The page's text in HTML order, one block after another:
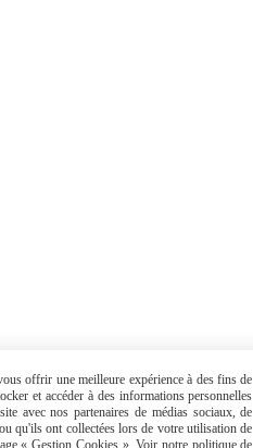
offrir une meilleure expérience à des fins de
et accéder à des informations personnelles
avec nos partenaires de médias sociaux, de
qu'ils ont collectées lors de votre utilisation de
« Gestion Cookies ». Voir notre politique de